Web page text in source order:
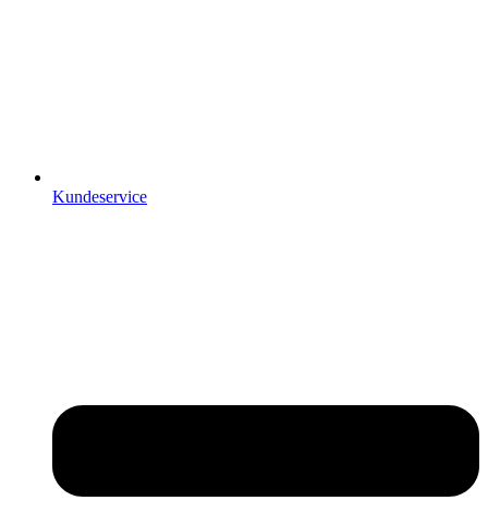
Kundeservice